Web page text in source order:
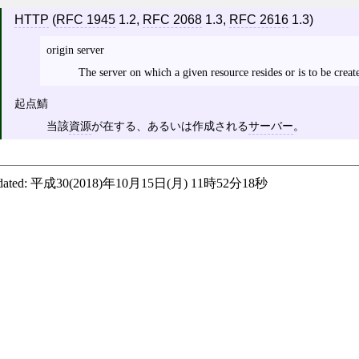
HTTP (RFC 19451.2, RFC 20681.3, RFC 26161.3)
origin server
The server on which a given resource resides or is to be
起点鯖
当該資源が在する、あるいは作成されるサーバー。
平成30(2018)年10月15日(月) 11時52分18秒